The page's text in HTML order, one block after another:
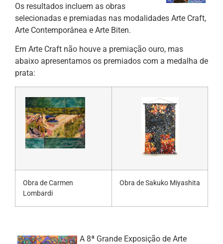
Os resultados incluem as obras
selecionadas e premiadas nas modalidades Arte Craft,
Arte Contemporânea e Arte Biten.
Em Arte Craft não houve a premiação ouro, mas
abaixo apresentamos os premiados com a medalha de
prata:
Obra de Carmen
Lombardi
Obra de Sakuko Miyashita
A 8ª Grande Exposição de Arte